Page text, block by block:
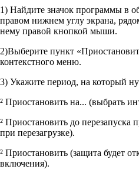
1) Найдите значок программы в
правом нижнем углу экрана,
нему правой кнопкой мыши.
2)Выберите пункт
контекстного меню.
3) Укажите период, на который
² Приостановить на... (выбрать
² Приостановить до перезапуска
при перезагрузке).
² Приостановить (защита будет
включения).